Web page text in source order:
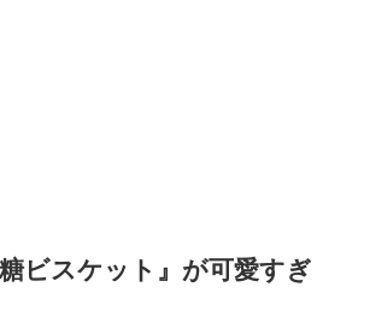
ビスケット』が可愛すぎ